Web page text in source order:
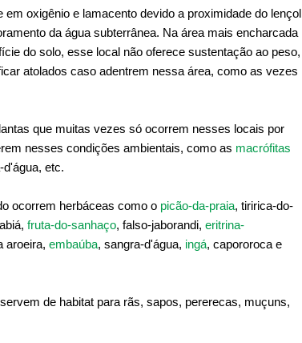
oxigênio e lamacento devido a proximidade do lençol
da água subterrânea. Na área mais encharcada
do solo, esse local não oferece sustentação ao peso,
atolados caso adentrem nessa área, como as vezes
que muitas vezes só ocorrem nesses locais por
nesses condições ambientais, como as macrófitas
d'água, etc.
ocorrem herbáceas como o picão-da-praia, tiririca-do-
fruta-do-sanhaço, falso-jaborandi, eritrina-
aroeira, embaúba, sangra-d'água, ingá, capororoca e
de habitat para rãs, sapos, pererecas, muçuns,